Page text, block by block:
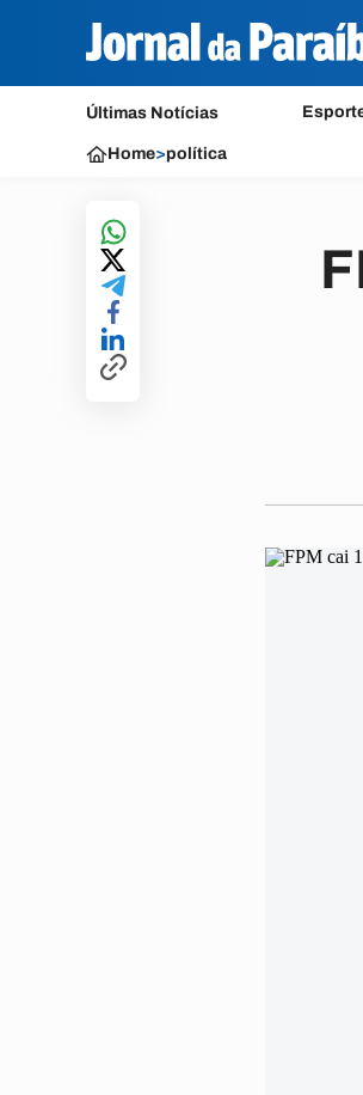
Últimas Notícias
Home>política